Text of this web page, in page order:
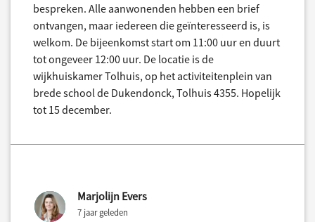
bespreken. Alle aanwonenden hebben een brief
ontvangen, maar iedereen die geïnteresseerd is, is
welkom. De bijeenkomst start om 11:00 uur en duurt
tot ongeveer 12:00 uur. De locatie is de
wijkhuiskamer Tolhuis, op het activiteitenplein van
brede school de Dukendonck, Tolhuis 4355. Hopelijk
tot 15 december.
Marjolijn Evers
7 jaar geleden